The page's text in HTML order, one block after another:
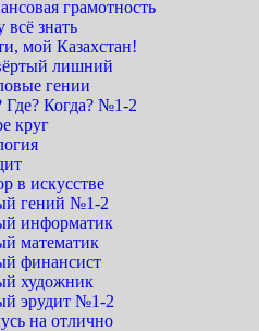
грамотность
всё знать
мой Казахстан!
лишний
гении
Где? Когда? №1-2
круг
в искусстве
гений №1-2
информатик
математик
финансист
художник
эрудит №1-2
на отлично